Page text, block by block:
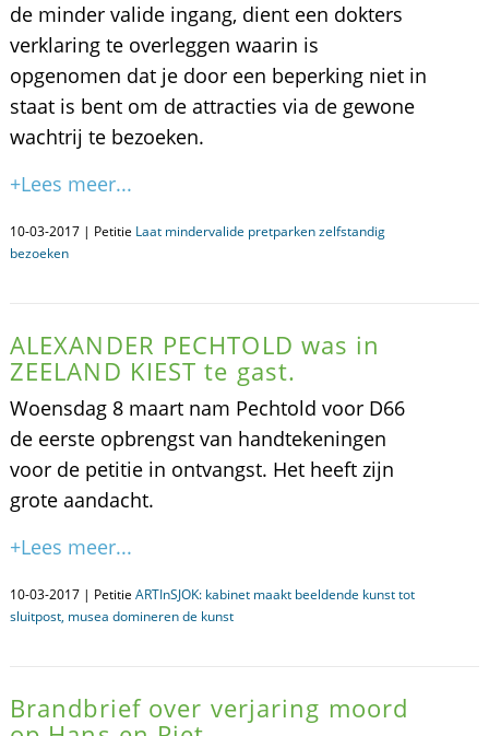
de minder valide ingang, dient een dokters
verklaring te overleggen waarin is
opgenomen dat je door een beperking niet in
staat is bent om de attracties via de gewone
wachtrij te bezoeken.
+Lees meer...
10-03-2017 | Petitie Laat mindervalide pretparken zelfstandig
bezoeken
ALEXANDER PECHTOLD was in
ZEELAND KIEST te gast.
Woensdag 8 maart nam Pechtold voor D66
de eerste opbrengst van handtekeningen
voor de petitie in ontvangst. Het heeft zijn
grote aandacht.
+Lees meer...
10-03-2017 | Petitie ARTInSJOK: kabinet maakt beeldende kunst tot
sluitpost, musea domineren de kunst
Brandbrief over verjaring moord